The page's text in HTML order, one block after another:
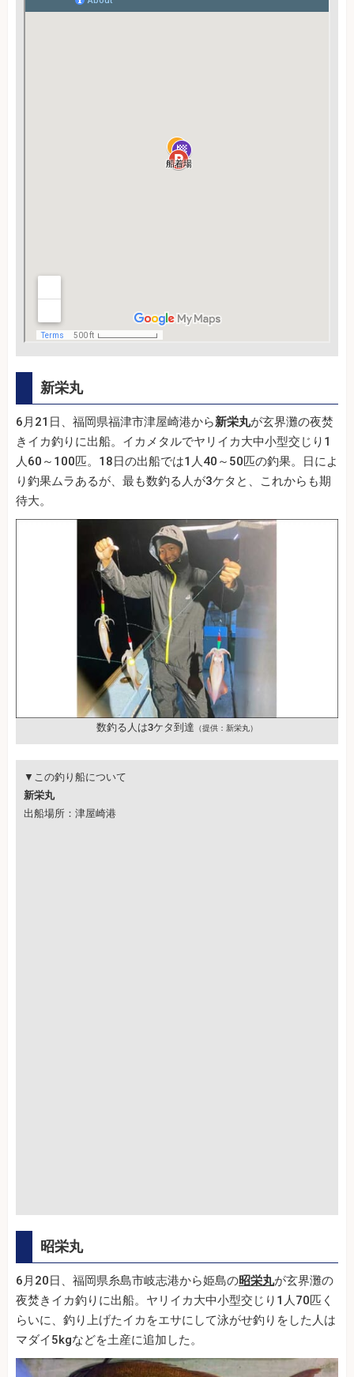
新栄丸
6月21日、福岡県福津市津屋崎港から新栄丸が玄界灘の夜焚
きイカ釣りに出船。イカメタルでヤリイカ大中小型交じり1
人60～100匹。18日の出船では1人40～50匹の釣果。日によ
り釣果ムラあるが、最も数釣る人が3ケタと、これからも期
待大。
数釣る人は3ケタ到達 （提供：新栄丸）
▼この釣り船について
新栄丸
出船場所：津屋崎港
昭栄丸
6月20日、福岡県糸島市岐志港から姫島の昭栄丸が玄界灘の
夜焚きイカ釣りに出船。ヤリイカ大中小型交じり1人70匹く
らいに、釣り上げたイカをエサにして泳がせ釣りをした人は
マダイ5kgなどを土産に追加した。